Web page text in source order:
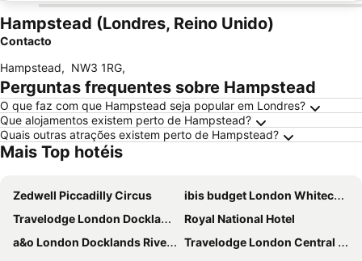
Hampstead (Londres, Reino Unido)
Contacto
Hampstead, NW3 1RG,
Perguntas frequentes sobre Hampstead
O que faz com que Hampstead seja popular em Londres?
Que alojamentos existem perto de Hampstead?
Quais outras atrações existem perto de Hampstead?
Mais Top hotéis
Zedwell Piccadilly Circus
ibis budget London Whitechapel - Brick Lane
Travelodge London Docklands Central
Royal National Hotel
a&o London Docklands Riverside
Travelodge London Central Elephant and Castle